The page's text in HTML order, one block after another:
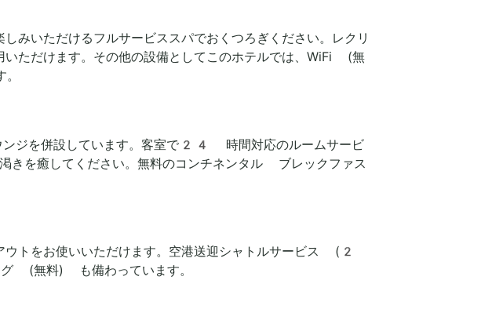
いただけるフルサービススパでおくつろぎください。レクリ
ただけます。その他の設備としてこのホテルでは、WiFi (無
ジを併設しています。客室で24 時間対応のルームサービ
きを癒してください。無料のコンチネンタル ブレックファス
トをお使いいただけます。空港送迎シャトルサービス (2
(無料) も備わっています。